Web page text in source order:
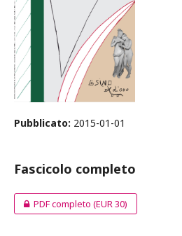
Pubblicato: 2015-01-01
Fascicolo completo
PDF completo(EUR 30)